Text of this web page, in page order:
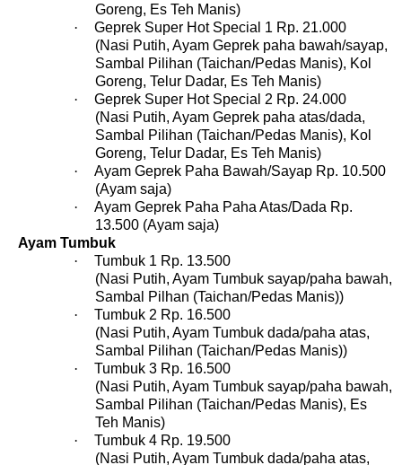
Goreng, Es Teh Manis)
·
Geprek Super Hot Special 1 Rp. 21.000
(Nasi Putih, Ayam Geprek paha bawah/sayap,
Sambal Pilihan (Taichan/Pedas Manis), Kol
Goreng, Telur Dadar, Es Teh Manis)
·
Geprek Super Hot Special 2 Rp. 24.000
(Nasi Putih, Ayam Geprek paha atas/dada,
Sambal Pilihan (Taichan/Pedas Manis), Kol
Goreng, Telur Dadar, Es Teh Manis)
·
Ayam Geprek Paha Bawah/Sayap Rp. 10.500
(Ayam saja)
·
Ayam Geprek Paha Paha Atas/Dada Rp.
13.500 (Ayam saja)
Ayam Tumbuk
·
Tumbuk 1 Rp. 13.500
(Nasi Putih, Ayam Tumbuk sayap/paha bawah,
Sambal Pilhan (Taichan/Pedas Manis))
·
Tumbuk 2 Rp. 16.500
(Nasi Putih, Ayam Tumbuk dada/paha atas,
Sambal Pilihan (Taichan/Pedas Manis))
·
Tumbuk 3 Rp. 16.500
(Nasi Putih, Ayam Tumbuk sayap/paha bawah,
Sambal Pilihan (Taichan/Pedas Manis), Es
Teh Manis)
·
Tumbuk 4 Rp. 19.500
(Nasi Putih, Ayam Tumbuk dada/paha atas,